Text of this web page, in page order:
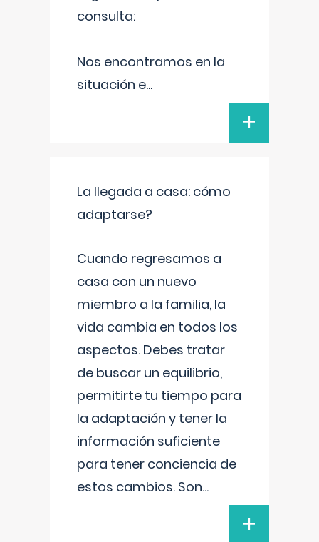
consulta:
Nos encontramos en la
situación e...
+
La llegada a casa: cómo
adaptarse?
Cuando regresamos a
casa con un nuevo
miembro a la familia, la
vida cambia en todos los
aspectos. Debes tratar
de buscar un equilibrio,
permitirte tu tiempo para
la adaptación y tener la
información suficiente
para tener conciencia de
estos cambios. Son...
+